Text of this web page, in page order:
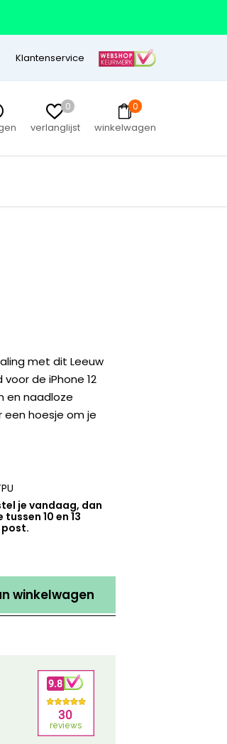
Klantenservice
0
verlanglijst
0
winkelwagen
met dit Leeuw
de iPhone 12
en naadloze
een hoesje om je
je vandaag, dan
10 en 13
winkelwagen